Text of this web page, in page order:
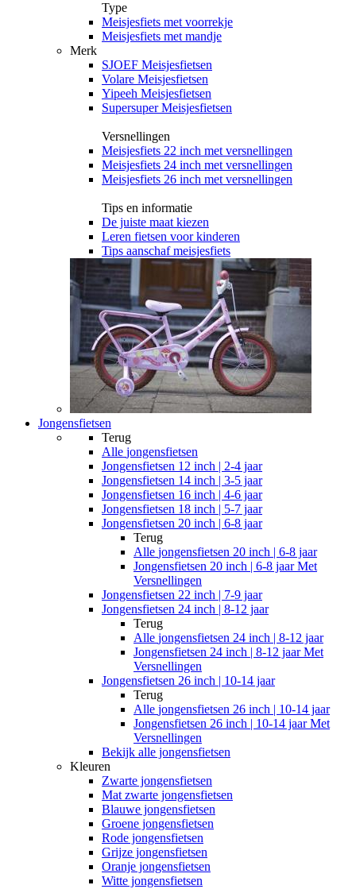
Type
Meisjesfiets met voorrekje
Meisjesfiets met mandje
Merk
SJOEF Meisjesfietsen
Volare Meisjesfietsen
Yipeeh Meisjesfietsen
Supersuper Meisjesfietsen
Versnellingen
Meisjesfiets 22 inch met versnellingen
Meisjesfiets 24 inch met versnellingen
Meisjesfiets 26 inch met versnellingen
Tips en informatie
De juiste maat kiezen
Leren fietsen voor kinderen
Tips aanschaf meisjesfiets
Jongensfietsen
Terug
Alle jongensfietsen
Jongensfietsen 12 inch | 2-4 jaar
Jongensfietsen 14 inch | 3-5 jaar
Jongensfietsen 16 inch | 4-6 jaar
Jongensfietsen 18 inch | 5-7 jaar
Jongensfietsen 20 inch | 6-8 jaar
Terug
Alle jongensfietsen 20 inch | 6-8 jaar
Jongensfietsen 20 inch | 6-8 jaar Met
Versnellingen
Jongensfietsen 22 inch | 7-9 jaar
Jongensfietsen 24 inch | 8-12 jaar
Terug
Alle jongensfietsen 24 inch | 8-12 jaar
Jongensfietsen 24 inch | 8-12 jaar Met
Versnellingen
Jongensfietsen 26 inch | 10-14 jaar
Terug
Alle jongensfietsen 26 inch | 10-14 jaar
Jongensfietsen 26 inch | 10-14 jaar Met
Versnellingen
Bekijk alle jongensfietsen
Kleuren
Zwarte jongensfietsen
Mat zwarte jongensfietsen
Blauwe jongensfietsen
Groene jongensfietsen
Rode jongensfietsen
Grijze jongensfietsen
Oranje jongensfietsen
Witte jongensfietsen